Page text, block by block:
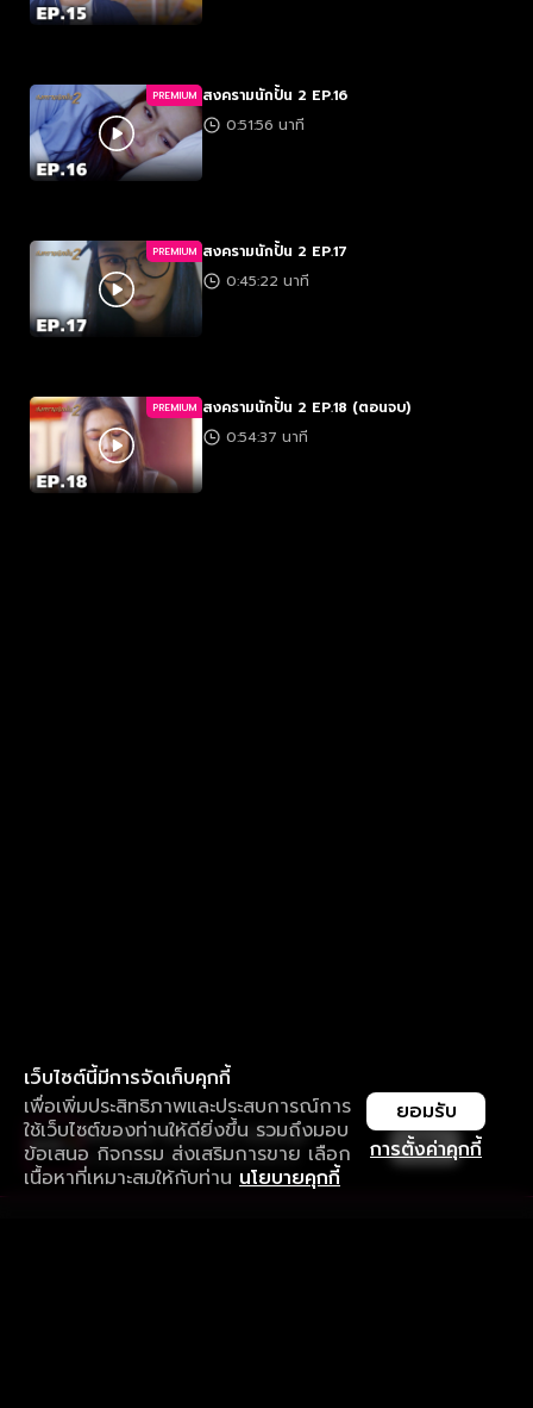
PREMIUM สงครามนักปั้น 2 EP.16
0:51:56 นาที
PREMIUM สงครามนักปั้น 2 EP.17
0:45:22 นาที
PREMIUM สงครามนักปั้น 2 EP.18 (ตอนจบ)
0:54:37 นาที
เว็บไซต์นี้มีการจัดเก็บคุกกี้
เพื่อเพิ่มประสิทธิภาพและประสบการณ์การ
ใช้เว็บไซต์ของท่านให้ดียิ่งขึ้น รวมถึงมอบ
ข้อเสนอ กิจกรรม ส่งเสริมการขาย เลือก
เนื้อหาที่เหมาะสมให้กับท่าน นโยบายคุกกี้
การตั้งค่าคุกกี้
ยอมรับ
ใช้งานแอป ลื่นไหลกว่า ไม่มีสะดุด
ดาวน์โหลดแอปเพื่อการรับชมที่ดีกว่า เปิด